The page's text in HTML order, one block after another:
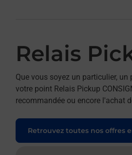
Relais
Que vous soyez un particulier,
votre point Relais Pickup
recommandée ou encore l'achat
Retrouvez toutes nos offres